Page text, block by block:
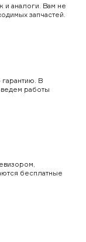
и аналоги. Вам не
запчастей.
В
работы
бесплатные